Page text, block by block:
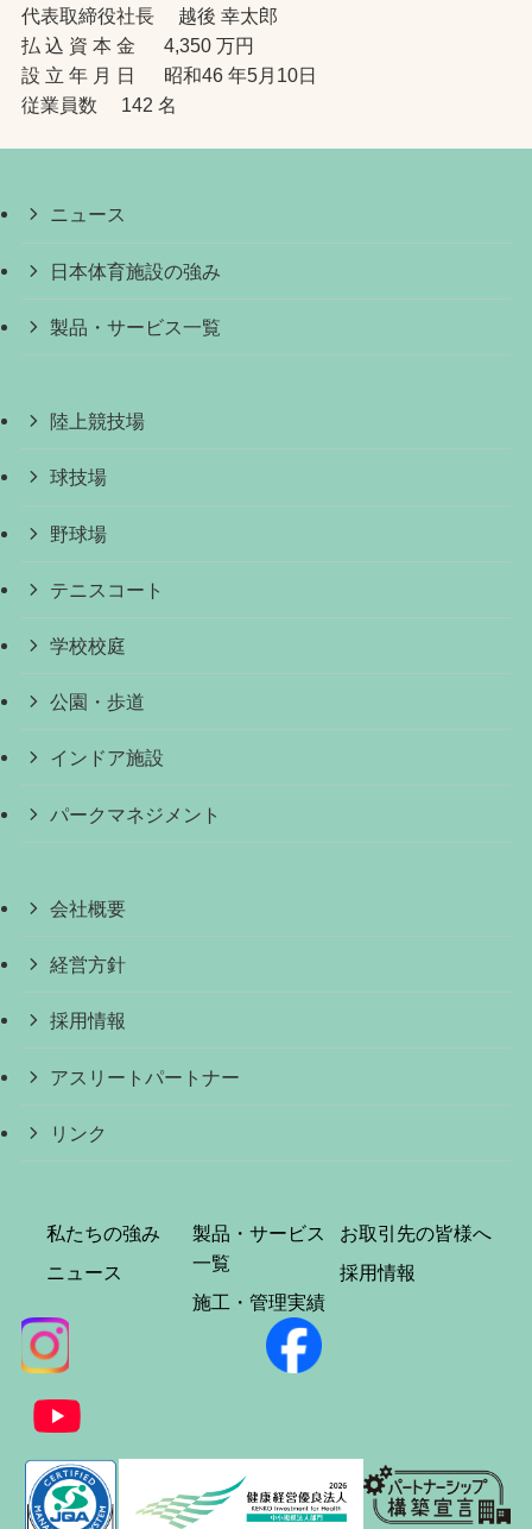
代表取締役社長 越後 幸太郎
払 込 資 本 金 4,350 万円
設 立 年 月 日 昭和46 年5月10日
従業員数 142 名
ニュース
日本体育施設の強み
製品・サービス一覧
陸上競技場
球技場
野球場
テニスコート
学校校庭
公園・歩道
インドア施設
パークマネジメント
会社概要
経営方針
採用情報
アスリートパートナー
リンク
私たちの強み
ニュース
製品・サービス
一覧
施工・管理実績
お取引先の皆様へ
採用情報